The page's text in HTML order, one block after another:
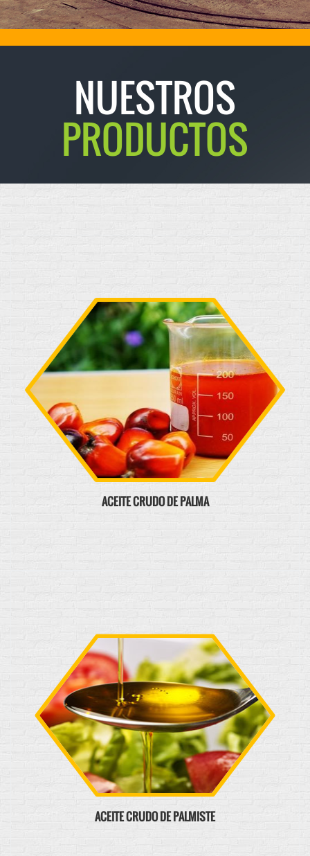
NUESTROS
PRODUCTOS
ACEITE CRUDO DE PALMA
Se extrae de la fruta de la palma aceitera. Se utiliza como
materia prima en la industria de aceites y grasas comestibles
Ver producto
ACEITE CRUDO DE PALMISTE
Se obtiene de la almendra de palmiste, por extracción
mecánica, está destinado al uso de la industria alimentaria.
Ver producto